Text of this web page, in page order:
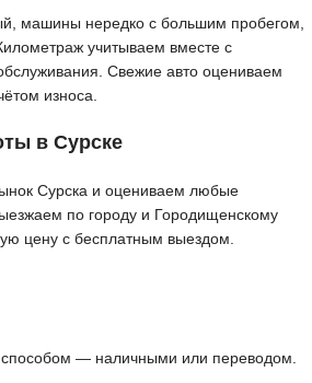
машины нередко с большим пробегом,
учитываем вместе с
Свежие авто оцениваем
износа.
в Сурске
Сурска и оцениваем любые
по городу и Городищенскому
цену с бесплатным выездом.
способом — наличными или переводом.